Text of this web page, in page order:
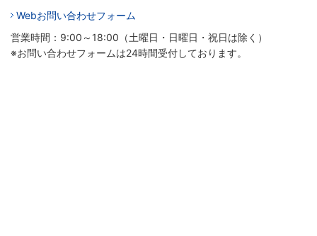
Webお問い合わせフォーム
営業時間：9:00～18:00（土曜日・日曜日・祝日は除く）
※お問い合わせフォームは24時間受付しております。